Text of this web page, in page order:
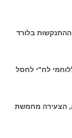
בלורד
לח"י לחסל
הצעירה מחמשת